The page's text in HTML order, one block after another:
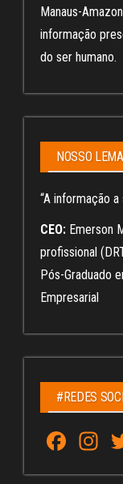
Manaus-
informação
do ser humano.
NOSSO
“A informação
CEO: Emerson
profissional
Pós-Graduado
Empresarial
#REDES
Fa
ce
In
st